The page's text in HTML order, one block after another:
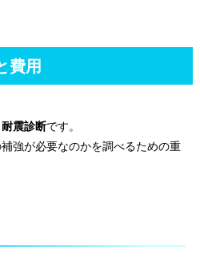
費用
耐震診断です。
強が必要なのかを調べるための重